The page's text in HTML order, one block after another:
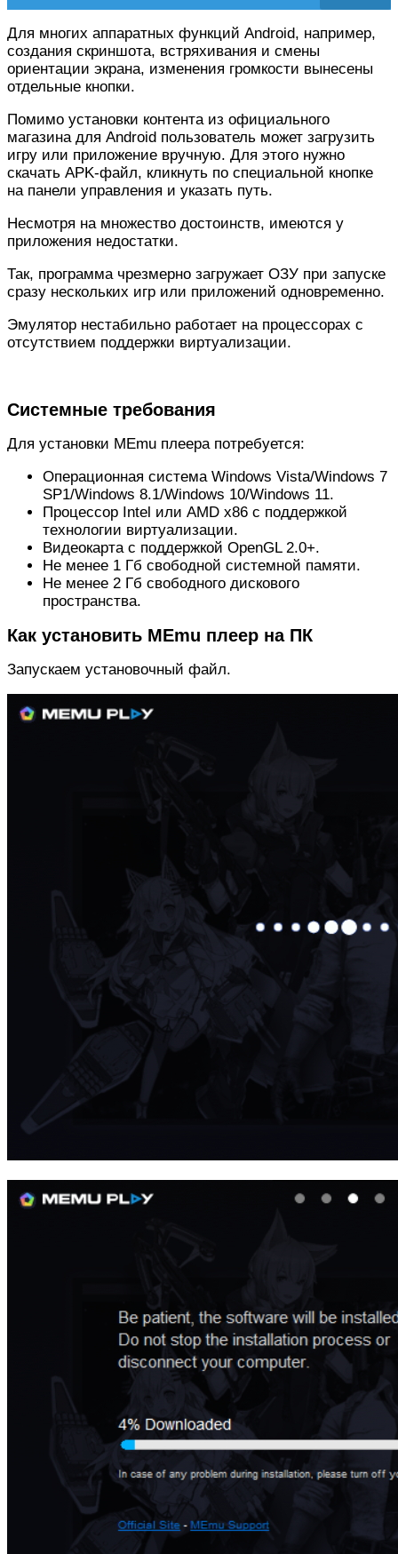
Для многих аппаратных функций Android, например,
создания скриншота, встряхивания и смены
ориентации экрана, изменения громкости вынесены
отдельные кнопки.
Помимо установки контента из официального
магазина для Android пользователь может загрузить
игру или приложение вручную. Для этого нужно
скачать APK-файл, кликнуть по специальной кнопке
на панели управления и указать путь.
Несмотря на множество достоинств, имеются у
приложения недостатки.
Так, программа чрезмерно загружает ОЗУ при запуске
сразу нескольких игр или приложений одновременно.
Эмулятор нестабильно работает на процессорах с
отсутствием поддержки виртуализации.
Системные требования
Для установки MEmu плеера потребуется:
Операционная система Windows Vista/Windows 7
SP1/Windows 8.1/Windows 10/Windows 11.
Процессор Intel или AMD x86 с поддержкой
технологии виртуализации.
Видеокарта с поддержкой OpenGL 2.0+.
Не менее 1 Гб свободной системной памяти.
Не менее 2 Гб свободного дискового
пространства.
Как установить MEmu плеер на ПК
Запускаем установочный файл.